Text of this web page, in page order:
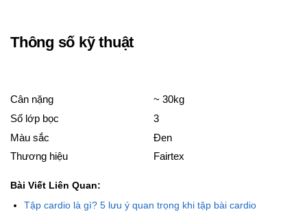
Thông số kỹ thuật
Cân nặng
~ 30kg
Số lớp bọc
3
Màu sắc
Đen
Thương hiệu
Fairtex
Bài Viết Liên Quan:
Tập cardio là gì? 5 lưu ý quan trọng khi tập bài cardio